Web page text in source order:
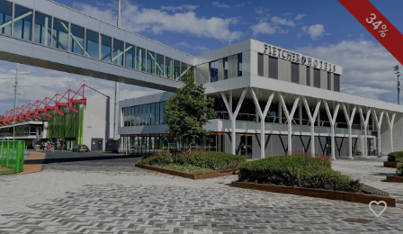
Ontdek 15.000+ deals
7 dagen per week beschikbaar
10+ miljoen leden
34%
favorite_border